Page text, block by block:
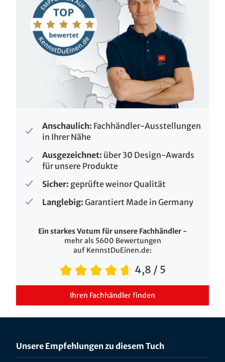
Anschaulich: Fachhändler-Ausstellungen
in Ihrer Nähe
Ausgezeichnet: über 30 Design-Awards
für unsere Produkte
Sicher: geprüfte weinor Qualität
Langlebig: Garantiert Made in Germany
Ein starkes Votum für unsere Fachhändler -
mehr als 5600 Bewertungen
auf KennstDuEinen.de:
4,8 / 5
Ihren Fachhändler finden
Unsere Empfehlungen zu diesem Tuch